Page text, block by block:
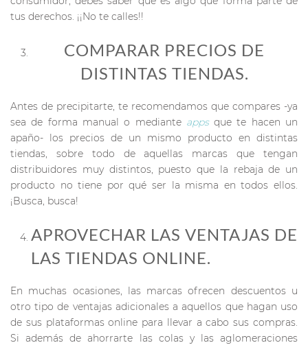
tus derechos. ¡¡No te calles!!
COMPARAR PRECIOS DE
DISTINTAS TIENDAS.
Antes de precipitarte, te recomendamos que compares -ya
sea de forma manual o mediante appsque te hacen un
apaño- los precios de un mismo producto en distintas
tiendas, sobre todo de aquellas marcas que tengan
distribuidores muy distintos, puesto que la rebaja de un
producto no tiene por qué ser la misma en todos ellos.
¡Busca, busca!
APROVECHAR LAS VENTAJAS DE
LAS TIENDAS ONLINE.
En muchas ocasiones, las marcas ofrecen descuentos u
otro tipo de ventajas adicionales a aquellos que hagan uso
de sus plataformas online para llevar a cabo sus compras.
Si además de ahorrarte las colas y las aglomeraciones